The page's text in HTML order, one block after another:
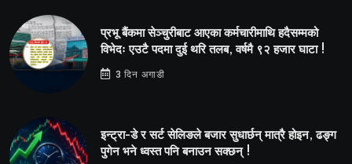
प्रभू बैंकमा सेञ्चुरीबाट आएका कर्मचारीमाथि हदैसम्मको
विभेदः एउटै पदमा दुई थरि तलब, वर्षमै ९२ हजार घाटा !
3 दिन अगाडी
इन्ट्रा-डे र सर्ट सेलिङले बजार सुधार्छन् मात्रै होइन, ढङ्ग
पुगेन भने ध्वस्त पनि बनाउन सक्छन् !